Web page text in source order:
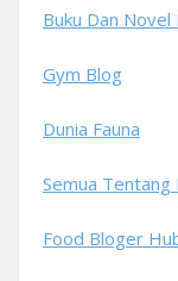
Buku Dan Novel
Gym Blog
Dunia Fauna
Semua Tentang
Food Bloger